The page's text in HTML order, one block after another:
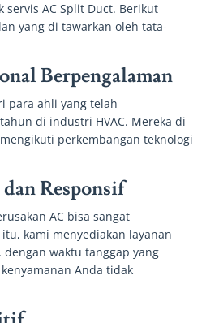
AC Split Duct. Berikut
yang di tawarkan oleh tata-
Berpengalaman
para ahli yang telah
di industri HVAC. Mereka di
perkembangan teknologi
Responsif
AC bisa sangat
kami menyediakan layanan
waktu tanggap yang
Anda tidak